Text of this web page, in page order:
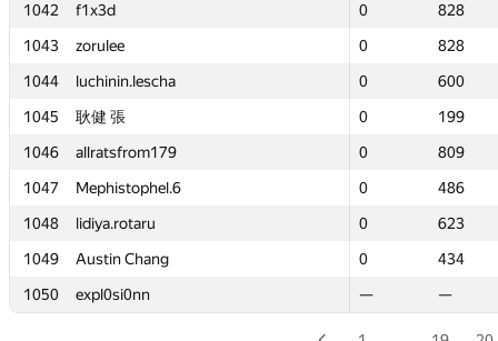
1042
f1x3d 0
828
1043
zorulee 0
828
1044
luchinin.lescha 0
600
1045
耿健 張 0
199
1046
allratsfrom179 0
809
1047
Mephistophel.6 0
486
1048
lidiya.rotaru 0
623
1049
Austin Chang 0
434
1050
expl0si0nn — —
1042
f1x3d 0
828
1043
zorulee 0
828
1044
luchinin.lescha 0
600
1045
耿健 張 0
199
1046
allratsfrom179 0
809
1047
Mephistophel.6 0
486
1048
lidiya.rotaru 0
623
1049
Austin Chang 0
434
1050
expl0si0nn — —